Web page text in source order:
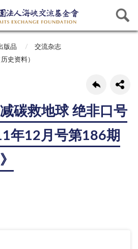
版品
交流杂志
史资料）
碳救地球 绝非口号
年12月号第186期